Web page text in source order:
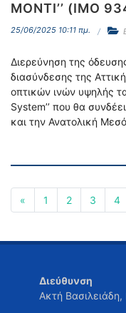
MONTI’’ (IMO
25/06/2025 10:11 πμ.
Διερεύνηση της
διασύνδεσης της
οπτικών ινών υψηλής
System’’ που θα
και την Ανατολική
« 1 2 3 4
Διεύθυνση
Ακτή